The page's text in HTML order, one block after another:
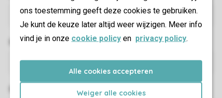
ons toestemming geeft deze cookies te gebruiken.
Je kunt de keuze later altijd weer wijzigen. Meer info
vind je in onze cookie policy en privacy policy.
Alle cookies accepteren
Weiger alle cookies
Mitreisende 1(Optional)
(Optional)